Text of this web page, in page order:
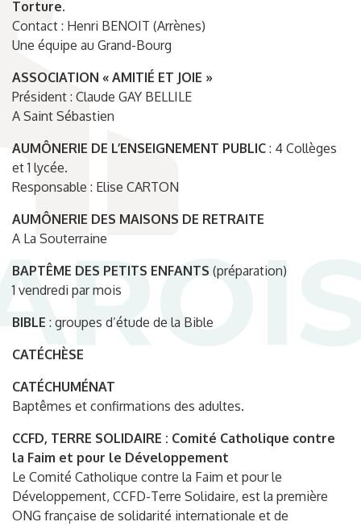
Torture.
Contact : Henri BENOIT (Arrènes)
Une équipe au Grand-Bourg
ASSOCIATION « AMITIÉ ET JOIE »
Président : Claude GAY BELLILE
A Saint Sébastien
AUMÔNERIE DE L’ENSEIGNEMENT PUBLIC : 4 Collèges
et 1 lycée.
Responsable : Elise CARTON
AUMÔNERIE DES MAISONS DE RETRAITE
A La Souterraine
BAPTÊME DES PETITS ENFANTS (préparation)
1 vendredi par mois
BIBLE : groupes d’étude de la Bible
CATÉCHÈSE
CATÉCHUMÉNAT
Baptêmes et confirmations des adultes.
CCFD, TERRE SOLIDAIRE : Comité Catholique contre
la Faim et pour le Développement
Le Comité Catholique contre la Faim et pour le
Développement, CCFD-Terre Solidaire, est la première
ONG française de solidarité internationale et de